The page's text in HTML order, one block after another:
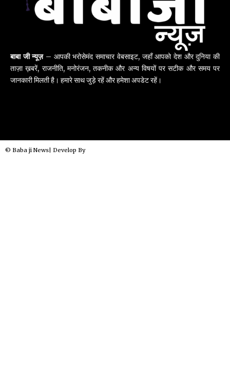
बाबा जी न्यूज़– आपकी भरोसेमंद समाचार वेबसाइट, जहाँ आपको देश और दुनिया की
ताज़ा ख़बरें, राजनीति, मनोरंजन, तकनीक और अन्य विषयों पर सटीक और समय पर
जानकारी मिलती है। हमारे साथ जुड़े रहें और हमेशा अपडेट रहें।
© Baba ji News| Develop By